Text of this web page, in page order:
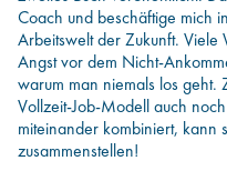
Coach und beschäftige mich
Arbeitswelt der Zukunft. Viele
Angst vor dem Nicht-
warum man niemals los geht.
Vollzeit-Job-Modell auch
miteinander kombiniert, kann
zusammenstellen!